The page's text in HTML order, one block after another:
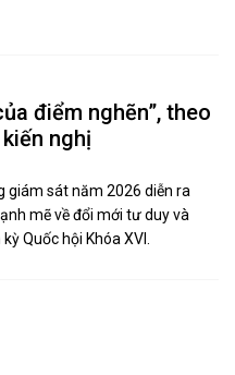
điểm nghẽn”, theo
nghị
giám sát năm 2026 diễn ra
mẽ về đổi mới tư duy và
Quốc hội Khóa XVI.